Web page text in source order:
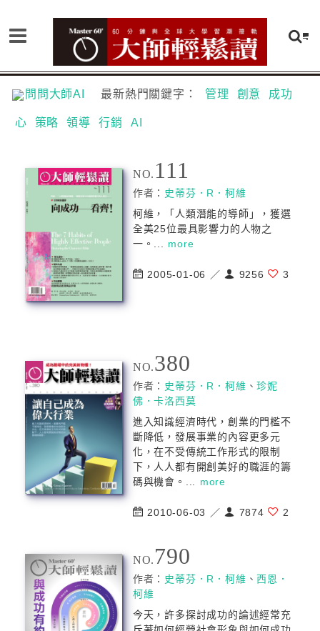
問問大師AI 最新熱門關鍵字： 管理 創意 成功
心 策略 領導 行銷 AI
NO. 111
作者： 史蒂芬．R．柯維
柯維，「人類潛能的導師」，獲選
全美25位最具影響力的人物之
一。... more
2005-01-06 ／ 9256 3
NO.380
作者： 史蒂芬．R．柯維 、珍妮
佛．卡洛西莫
進入知識經濟時代，創業的門檻不
斷降低，發展事業的內容更多元
化，在不受傳統工作形式的限制
下，人人都有開創美好的職涯的籌
碼與機會。... more
2010-06-03 ／ 7874 2
NO. 790
作者： 史蒂芬．R．柯維 、西恩．
柯維
今天，許多探討成功的論述經常充